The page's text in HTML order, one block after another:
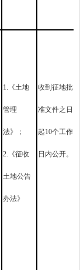
1.《土地
管理
法》；
2.《征收
土地公告
办法》
收到征地批
准文件之日
起10个工作
日内公开。